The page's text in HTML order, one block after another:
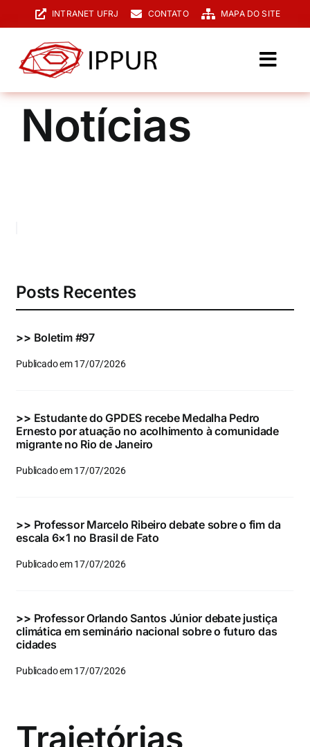
para
conteúdo
INTRANET UFRJ CONTATO MAPA DO SITE
O IPPUR
Graduação
Eventos e Certificados
para:
Notícias
Posts Recentes
>> Boletim #97
Publicado em 17/07/2026
>> Estudante do GPDES recebe Medalha Pedro
Ernesto por atuação no acolhimento à comunidade
migrante no Rio de Janeiro
Publicado em 17/07/2026
>> Professor Marcelo Ribeiro debate sobre o fim da
escala 6×1 no Brasil de Fato
Publicado em 17/07/2026
>> Professor Orlando Santos Júnior debate justiça
climática em seminário nacional sobre o futuro das
cidades
Publicado em 17/07/2026
Trajetórias